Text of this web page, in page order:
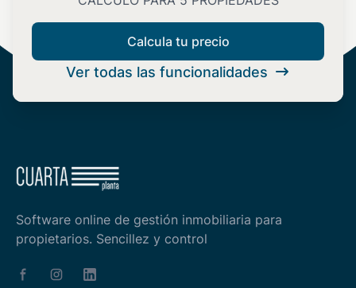
Calcula tu precio
Ver todas las funcionalidades
Software online de gestión inmobiliaria para
propietarios. Sencillez y control